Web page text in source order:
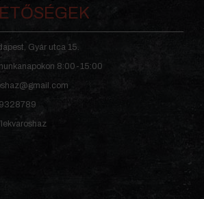
Gyár utca 15.
8:00-15:00